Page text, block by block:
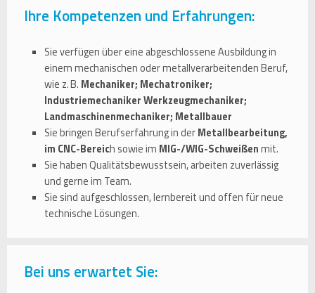
Ihre Kompetenzen und Erfahrungen:
Sie verfügen über eine abgeschlossene Ausbildung in
einem mechanischen oder metallverarbeitenden Beruf,
wie z. B. Mechaniker; Mechatroniker;
Industriemechaniker Werkzeugmechaniker;
Landmaschinenmechaniker; Metallbauer
Sie bringen Berufserfahrung in derMetallbearbeitung,
im CNC-Bereich sowie im MIG-/WIG-Schweißenmit.
Sie haben Qualitätsbewusstsein, arbeiten zuverlässig
und gerne im Team.
Sie sind aufgeschlossen, lernbereit und offen für neue
technische Lösungen.
Bei uns erwartet Sie: